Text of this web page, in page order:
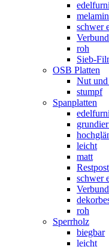
schwer
roh
Sieb-
OSB Platten
Nut und
stumpf
Spanplatten
leicht
matt
schwer
roh
Sperrholz
biegbar
leicht